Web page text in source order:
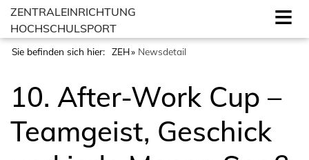
ZENTRALEINRICHTUNG
HOCHSCHULSPORT
Sie befinden sich hier: ZEH Newsdetail
10. After-Work Cup –
Teamgeist, Geschick